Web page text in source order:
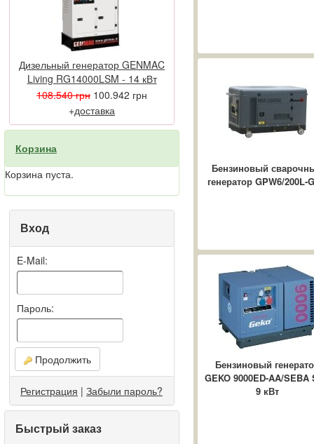
Самые частые
проблемные места в
сфере электроснабжения
Дизельные
электростанции в
современном мире
В современной жизни
ежедневно необходимо
бесперебойной
работоспособностью
энергозависимые
приборы, ...
Дизельный генератор GENMAC
Living RG14000LSM - 14 кВт
108.540 грн 100.942 грн
+доставка
Корзина
Корзина пуста.
Вход
E-Mail:
Пароль:
Продолжить
Регистрация | Забыли пароль?
Быстрый заказ
Бензиновый
генератор GPW6/200L-
Бензиновый
GEKO 9000ED-AA/SEBA
9 кВт